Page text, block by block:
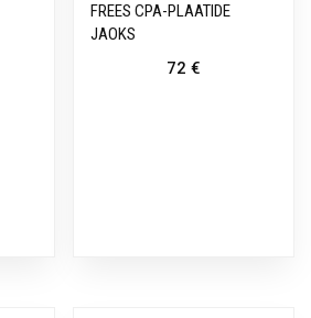
FREES CPA-PLAATIDE
JAOKS
72€